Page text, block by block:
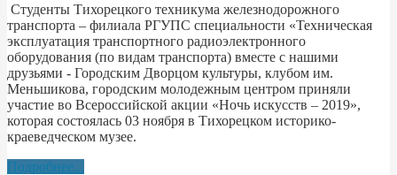
Студенты Тихорецкого техникума железнодорожного
транспорта – филиала РГУПС специальности «Техническая
эксплуатация транспортного радиоэлектронного
оборудования (по видам транспорта) вместе с нашими
друзьями - Городским Дворцом культуры, клубом им.
Меньшикова, городским молодежным центром приняли
участие во Всероссийской акции «Ночь искусств – 2019»,
которая состоялась 03 ноября в Тихорецком историко-
краеведческом музее.
Подробнее...